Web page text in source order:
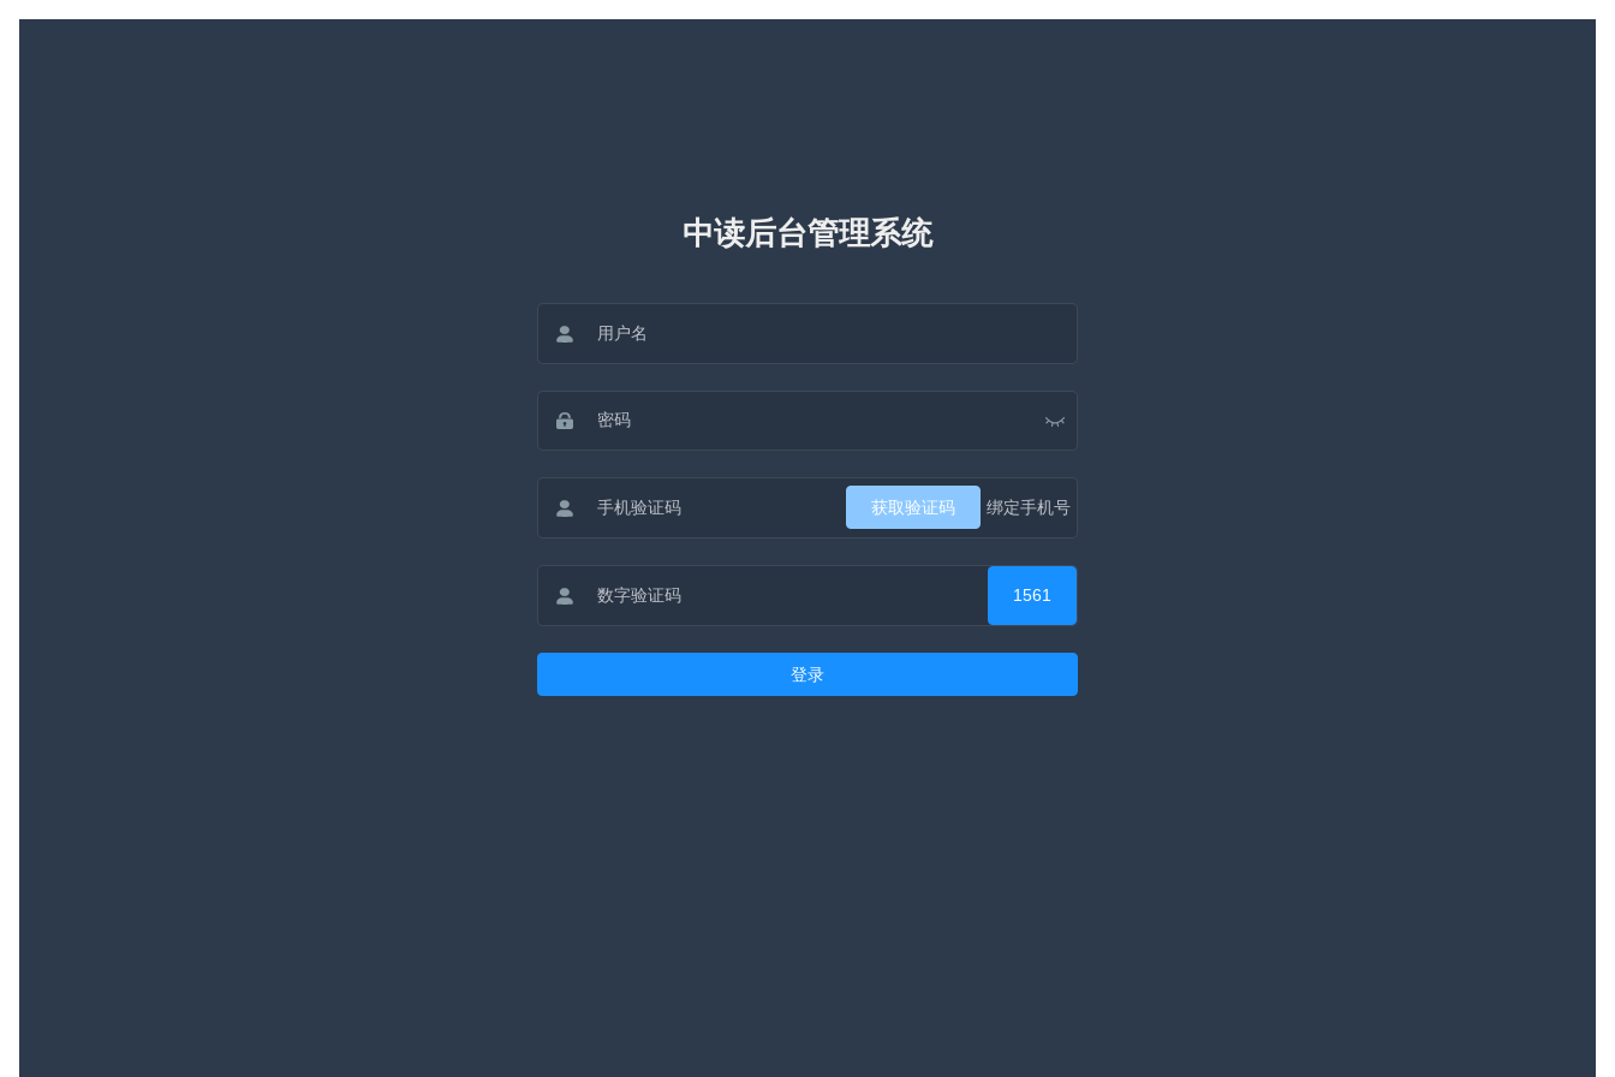
中读后台管理系统
获取验证码 绑定手机号
1561
登录